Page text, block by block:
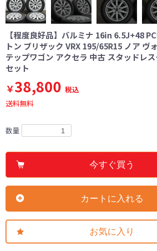
【程度良好品】バルミナ 16in 6.5J+48
トン ブリザック VRX 195/65R15 ノア ヴ
テップワゴン アクセラ 中古 スタッドレ
セット
￥38,800 税込
送料無料
数量
今すぐ買う
カートに入れる
お気に入り